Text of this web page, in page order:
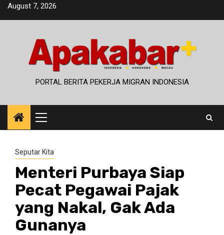
SkipAugust 7, 2026
PORTAL BERITA PEKERJA MIGRAN INDONESIA
Primary
Menu
Seputar Kita
Menteri Purbaya Siap
Pecat Pegawai Pajak
yang Nakal, Gak Ada
Gunanya